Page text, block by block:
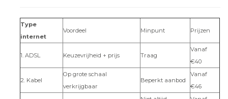
Type
internet
Voordeel Minpunt Prijzen
1. ADSL Keuzevrijheid + prijs Traag
Vanaf
€40
2. Kabel
Op grote schaal
verkrijgbaar
Beperkt aanbod
Vanaf
€46